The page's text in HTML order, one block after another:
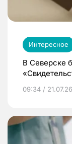
Интересное
В Северске
09:34 / 21.07.26